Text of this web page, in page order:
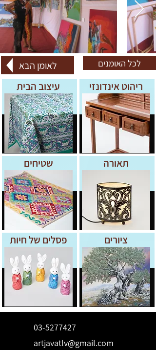
לכל האומנים לאומן הבא
ריהוט אינדונזי
תאורה
ציורים
עיצוב הבית
שטיחים
פסלים של חיות
03-5277427
artjavatlv@gmail.com